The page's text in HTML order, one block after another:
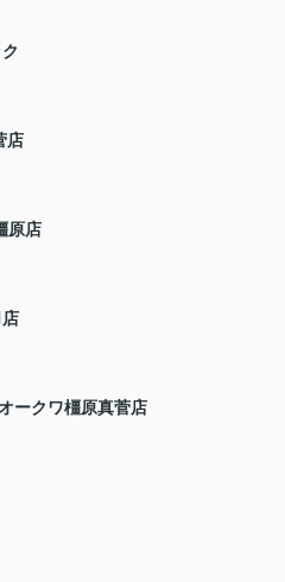
店
原店
ークワ橿原真菅店